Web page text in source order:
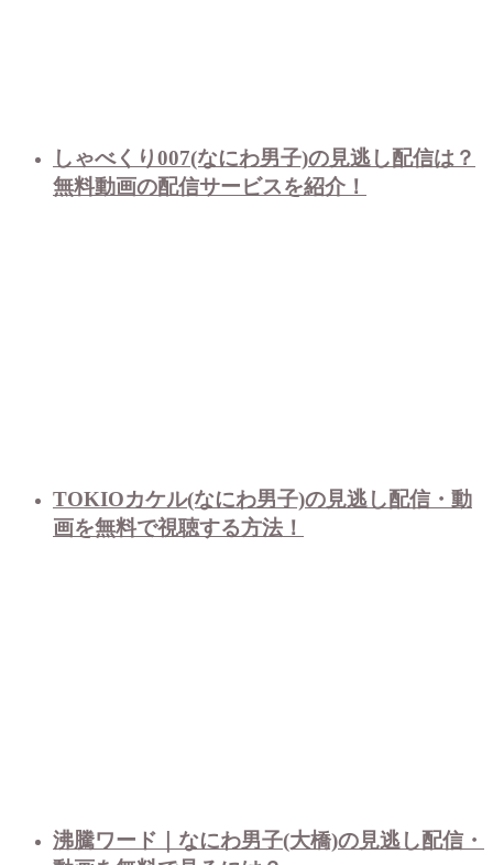
しゃべくり007(なにわ男子)の見逃し配信は？
無料動画の配信サービスを紹介！
TOKIOカケル(なにわ男子)の見逃し配信・動
画を無料で視聴する方法！
沸騰ワード｜なにわ男子(大橋)の見逃し配信・